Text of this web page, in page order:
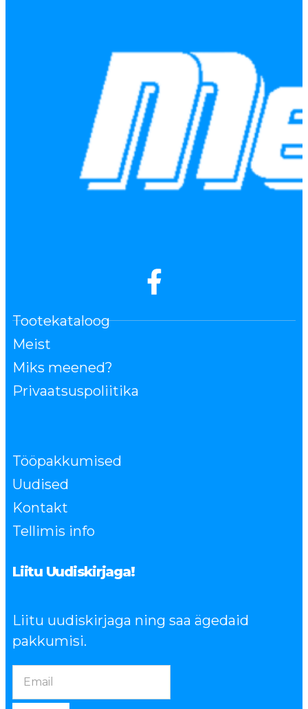
Tootekataloog
Meist
Miks meened?
Privaatsuspoliitika
Tööpakkumised
Uudised
Kontakt
Tellimis info
Liitu Uudiskirjaga!
Liitu uudiskirjaga ning saa ägedaid
pakkumisi.